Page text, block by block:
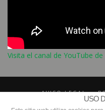
Visita el canal de YouTube de
AVISO LEGAL
USO